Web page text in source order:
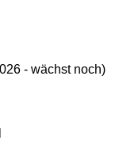
- wächst noch)